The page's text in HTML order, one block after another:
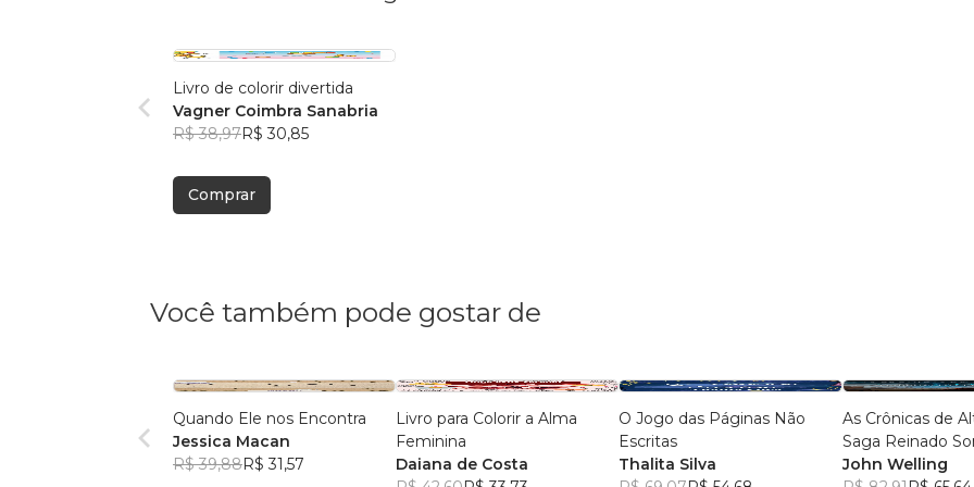
Livro de colorir divertida
Vagner Coimbra Sanabria
R$ 38,97R$ 30,85
Comprar
Você também pode gostar de
Quando Ele nos Encontra
Jessica Macan
R$ 39,88R$ 31,57
Livro para Colorir a Alma
Feminina
Daiana de Costa
O Jogo das Páginas Não
Escritas
Thalita Silva
As Crônicas de
Saga Reinado
John Welling